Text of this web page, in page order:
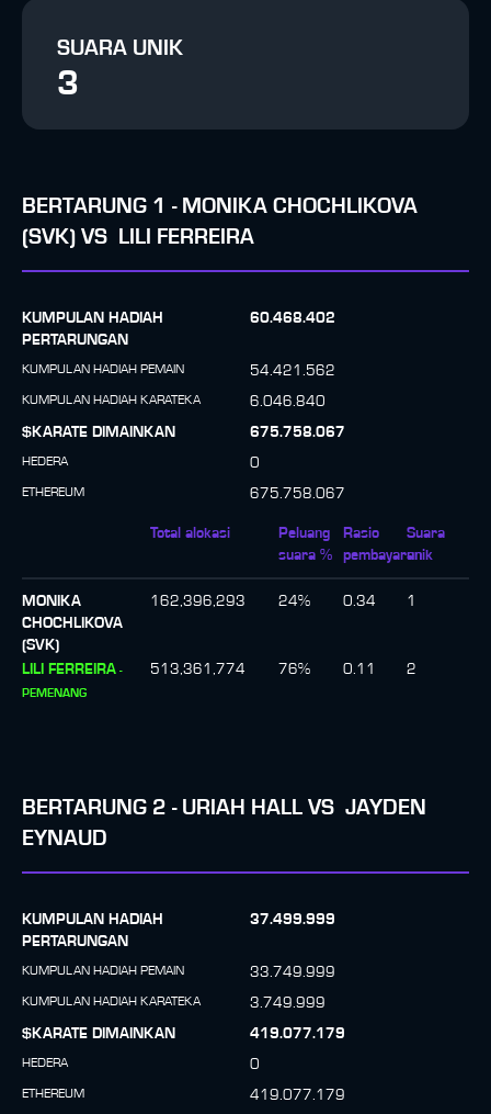
SUARA UNIK
3
BERTARUNG 1 - MONIKA CHOCHLIKOVA
(SVK) VS LILI FERREIRA
KUMPULAN HADIAH
PERTARUNGAN
60.468.402
KUMPULAN HADIAH PEMAIN 54.421.562
KUMPULAN HADIAH KARATEKA
6.046.840
$KARATE DIMAINKAN
675.758.067
HEDERA 0
ETHEREUM 675.758.067
Total alokasi
Peluang
suara %
Rasio
pembayaran
Suara
unik
MONIKA
CHOCHLIKOVA
(SVK)
162,396,293 24% 0.34 1
LILI FERREIRA -
PEMENANG
513,361,774 76% 0.11 2
BERTARUNG 2 - URIAH HALL VS JAYDEN
EYNAUD
KUMPULAN HADIAH
PERTARUNGAN
37.499.999
KUMPULAN HADIAH PEMAIN 33.749.999
KUMPULAN HADIAH KARATEKA
3.749.999
$KARATE DIMAINKAN
419.077.179
HEDERA 0
ETHEREUM 419.077.179